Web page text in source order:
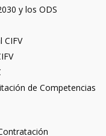
y los ODS
CIFV
de Competencias